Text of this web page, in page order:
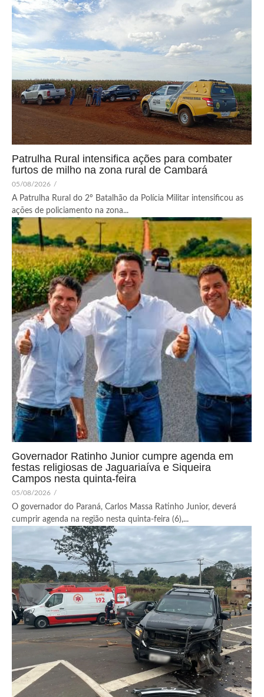
Patrulha Rural intensifica ações para combater
furtos de milho na zona rural de Cambará
05/08/2026 /
A Patrulha Rural do 2º Batalhão da Polícia Militar intensificou as
ações de policiamento na zona...
Governador Ratinho Junior cumpre agenda em
festas religiosas de Jaguariaíva e Siqueira
Campos nesta quinta-feira
05/08/2026 /
O governador do Paraná, Carlos Massa Ratinho Junior, deverá
cumprir agenda na região nesta quinta-feira (6),...